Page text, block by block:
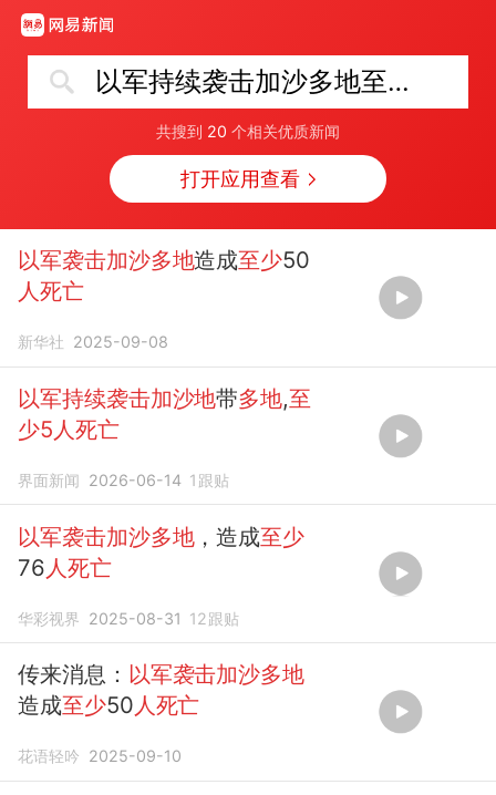
以军持续袭击加沙多地至少5人死亡
共搜到 20 个相关优质新闻
打开应用查看
以军袭击加沙多地造成至少50
人死亡
新华社 2025-09-08
以军持续袭击加沙地带多地,至
少5人死亡
界面新闻 2026-06-14 1 跟贴
以军袭击加沙多地，造成至少
76 人死亡
华彩视界 2025-08-31 12跟贴
传来消息： 以军袭击加沙多地
造成至少50人死亡
花语轻吟 2025-09-10